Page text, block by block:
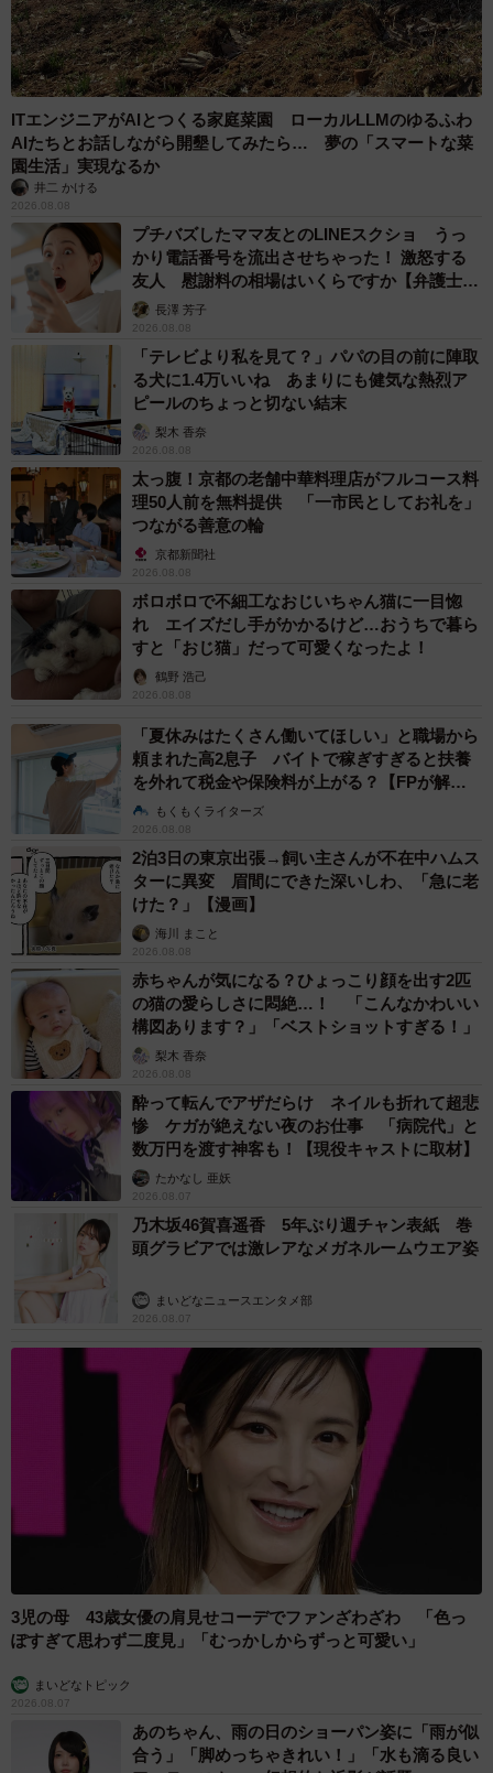
ITエンジニアがAIとつくる家庭菜園 ローカルLLMのゆるふわ
AIたちとお話しながら開墾してみたら… 夢の「スマートな菜
園生活」実現なるか
井二 かける
2026.08.08
プチバズしたママ友とのLINEスクショ うっ
かり電話番号を流出させちゃった！ 激怒する
友人 慰謝料の相場はいくらですか【弁護士が
解説】長澤 芳子
2026.08.08
「テレビより私を見て？」パパの目の前に陣取
る犬に1.4万いいね あまりにも健気な熱烈ア
ピールのちょっと切ない結末
梨木 香奈
2026.08.08
太っ腹！京都の老舗中華料理店がフルコース料
理50人前を無料提供 「一市民としてお礼を」
つながる善意の輪
京都新聞社
2026.08.08
ボロボロで不細工なおじいちゃん猫に一目惚
れ エイズだし手がかかるけど…おうちで暮ら
すと「おじ猫」だって可愛くなったよ！
鶴野 浩己
2026.08.08
「夏休みはたくさん働いてほしい」と職場から
頼まれた高2息子 バイトで稼ぎすぎると扶養
を外れて税金や保険料が上がる？【FPが解
説】もくもくライターズ
2026.08.08
2泊3日の東京出張→飼い主さんが不在中ハムス
ターに異変 眉間にできた深いしわ、「急に老
けた？」【漫画】
海川 まこと
2026.08.08
赤ちゃんが気になる？ひょっこり顔を出す2匹
の猫の愛らしさに悶絶…！ 「こんなかわいい
構図あります？」「ベストショットすぎる！」
梨木 香奈
2026.08.08
酔って転んでアザだらけ ネイルも折れて超悲
惨 ケガが絶えない夜のお仕事 「病院代」と
数万円を渡す神客も！【現役キャストに取材】
たかなし 亜妖
2026.08.07
乃木坂46賀喜遥香 5年ぶり週チャン表紙 巻
頭グラビアでは激レアなメガネルームウエア姿
まいどなニュースエンタメ部
2026.08.07
3児の母 43歳女優の肩見せコーデでファンざわざわ 「色っ
ぽすぎて思わず二度見」「むっかしからずっと可愛い」
まいどなトピック
2026.08.07
あのちゃん、雨の日のショーパン姿に「雨が似
合う」「脚めっちゃきれい！」「水も滴る良い